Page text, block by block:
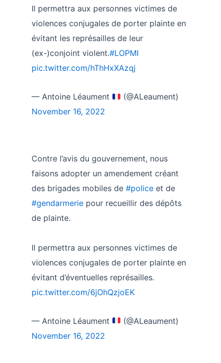
Il permettra aux personnes victimes de
violences conjugales de porter plainte en
évitant les représailles de leur
(ex-)conjoint violent.#LOPMI
pic.twitter.com/hThHxXAzqj
— Antoine Léaument
(@ALeaument)
November 16, 2022
Contre l’avis du gouvernement, nous
faisons adopter un amendement créant
des brigades mobiles de#police et de
#gendarmerie pour recueillir des dépôts
de plainte.
Il permettra aux personnes victimes de
violences conjugales de porter plainte en
évitant d’éventuelles représailles.
pic.twitter.com/6jOhQzjoEK
— Antoine Léaument
(@ALeaument)
November 16, 2022